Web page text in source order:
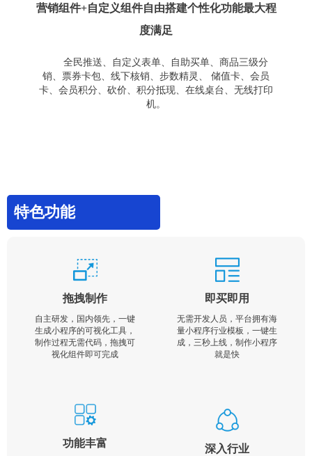
营销组件+自定义组件自由搭建个性化功能最大程
度满足
全民推送、自定义表单、自助买单、商品三级分
销、票券卡包、线下核销、步数精灵、 储值卡、会员
卡、会员积分、砍价、积分抵现、在线桌台、无线打印
机。
特色功能
拖拽制作
自主研发，国内领先，一键
生成小程序的可视化工具，
制作过程无需代码，拖拽可
视化组件即可完成
即买即用
无需开发人员，平台拥有海
量小程序行业模板，一键生
成，三秒上线，制作小程序
就是快
功能丰富 深入行业